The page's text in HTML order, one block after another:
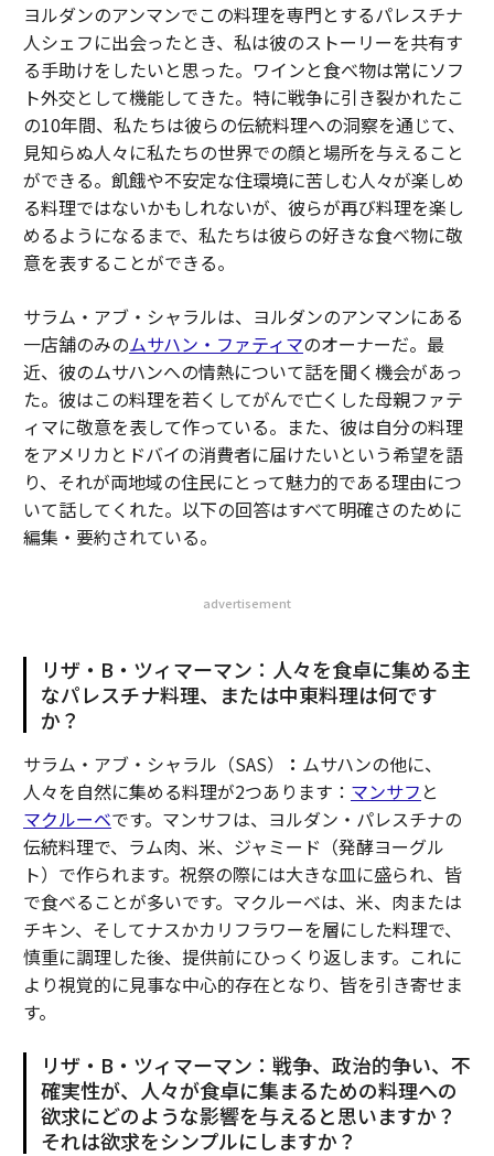
ヨルダンのアンマンでこの料理を専門とするパレスチナ
人シェフに出会ったとき、私は彼のストーリーを共有す
る手助けをしたいと思った。ワインと食べ物は常にソフ
ト外交として機能してきた。特に戦争に引き裂かれたこ
の10年間、私たちは彼らの伝統料理への洞察を通じて、
見知らぬ人々に私たちの世界での顔と場所を与えること
ができる。飢餓や不安定な住環境に苦しむ人々が楽しめ
る料理ではないかもしれないが、彼らが再び料理を楽し
めるようになるまで、私たちは彼らの好きな食べ物に敬
意を表することができる。
サラム・アブ・シャラルは、ヨルダンのアンマンにある
一店舗のみのムサハン・ファティマのオーナーだ。最
近、彼のムサハンへの情熱について話を聞く機会があっ
た。彼はこの料理を若くしてがんで亡くした母親ファテ
ィマに敬意を表して作っている。また、彼は自分の料理
をアメリカとドバイの消費者に届けたいという希望を語
り、それが両地域の住民にとって魅力的である理由につ
いて話してくれた。以下の回答はすべて明確さのために
編集・要約されている。
advertisement
リザ・B・ツィマーマン：人々を食卓に集める主
なパレスチナ料理、または中東料理は何です
か？
サラム・アブ・シャラル（SAS） ： ムサハンの他に、
人々を自然に集める料理が2つあります： マンサフ と
マクルーベです。マンサフは、ヨルダン・パレスチナの
伝統料理で、ラム肉、米、ジャミード（発酵ヨーグル
ト）で作られます。祝祭の際には大きな皿に盛られ、皆
で食べることが多いです。マクルーベは、米、肉または
チキン、そしてナスかカリフラワーを層にした料理で、
慎重に調理した後、提供前にひっくり返します。これに
より視覚的に見事な中心的存在となり、皆を引き寄せま
す。
リザ・B・ツィマーマン：戦争、政治的争い、不
確実性が、人々が食卓に集まるための料理への
欲求にどのような影響を与えると思いますか？
それは欲求をシンプルにしますか？